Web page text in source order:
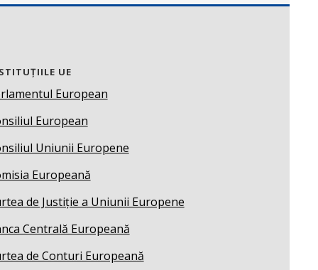
UE
European
European
Uniunii Europene
Europeană
de Justiție a Uniunii Europene
Centrală Europeană
de Conturi Europeană